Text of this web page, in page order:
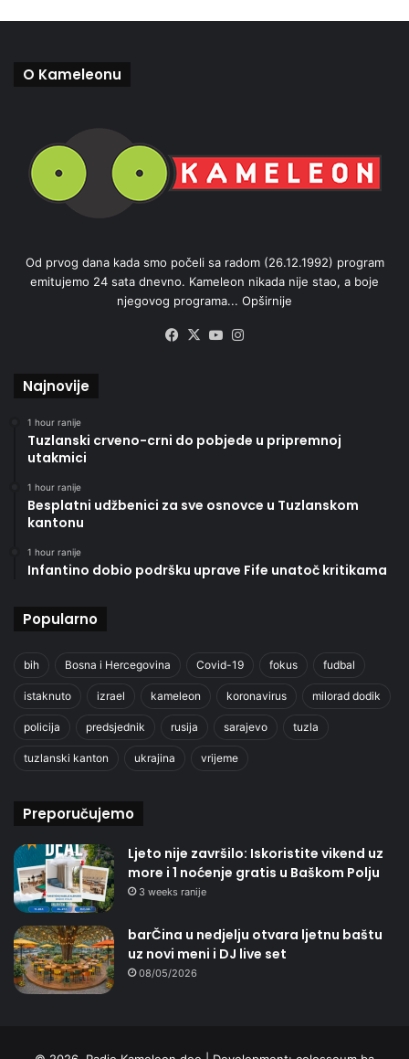
O Kameleonu
Od prvog dana kada smo počeli sa radom (26.12.1992) program
emitujemo 24 sata dnevno. Kameleon nikada nije stao, a boje
njegovog programa... Opširnije
Facebook
X YouTube
Najnovije
1 hour ranije
Tuzlanski crveno-crni do pobjede u pripremnoj
utakmici
1 hour ranije
Besplatni udžbenici za sve osnovce u Tuzlanskom
kantonu
1 hour ranije
Infantino dobio podršku uprave Fife unatoč kritikama
Popularno
bih Bosna i Hercegovina Covid-19 fokus fudbal
istaknuto izrael kameleon koronavirus milorad dodik
policija predsjednik rusija sarajevo tuzla
tuzlanski kanton ukrajina vrijeme
Preporučujemo
Ljeto nije završilo: Iskoristite vikend uz
more i 1 noćenje gratis u Baškom Polju
3 weeks ranije
barČina u nedjelju otvara ljetnu baštu
uz novi meni i DJ live set
08/05/2026